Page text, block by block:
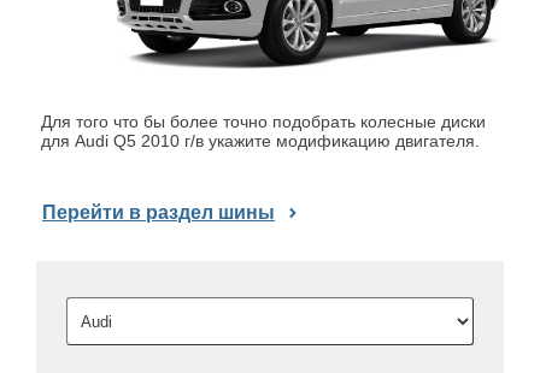
Для того что бы более точно подобрать колесные диски
для Audi Q5 2010 г/в укажите модификацию двигателя.
Перейти в раздел шины